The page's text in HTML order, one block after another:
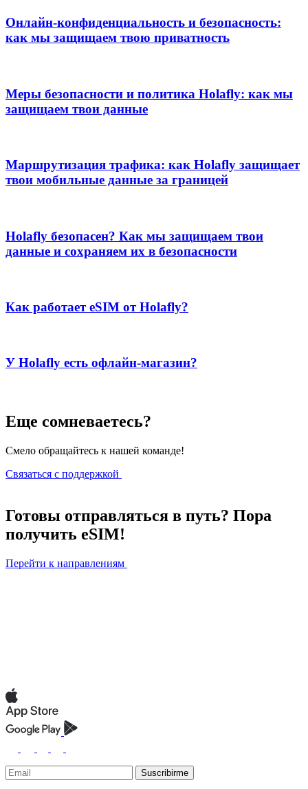
Онлайн-конфиденциальность и безопасность:
как мы защищаем твою приватность
Меры безопасности и политика Holafly: как мы
защищаем твои данные
Маршрутизация трафика: как Holafly защищает
твои мобильные данные за границей
Holafly безопасен? Как мы защищаем твои
данные и сохраняем их в безопасности
Как работает eSIM от Holafly?
У Holafly есть офлайн-магазин?
Еще сомневаетесь?
Смело обращайтесь к нашей команде!
Связаться с поддержкой
Готовы отправляться в путь? Пора
получить eSIM!
Перейти к направлениям
Suscribirme